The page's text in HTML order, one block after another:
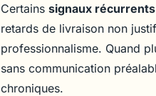
Certains signaux récurrents
retards de livraison non
professionnalisme. Quand
sans communication
chroniques.